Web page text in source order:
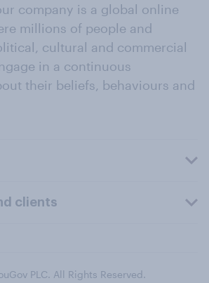
company is a global online
millions of people and
cultural and commercial
in a continuous
their beliefs, behaviours and
clients
PLC. All Rights Reserved.